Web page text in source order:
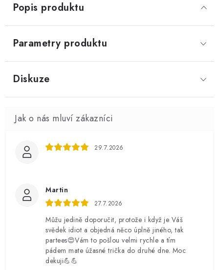
Popis produktu
Parametry produktu
Diskuze
29.7.2026
Martin
27.7.2026
Můžu jedině doporučit, protože i když je Váš
svědek idiot a objedná něco úplně jiného, tak
partees😍Vám to pošlou velmi rychle a tím
pádem mate úžasné trička do druhé dne. Moc
dekuji💪💪